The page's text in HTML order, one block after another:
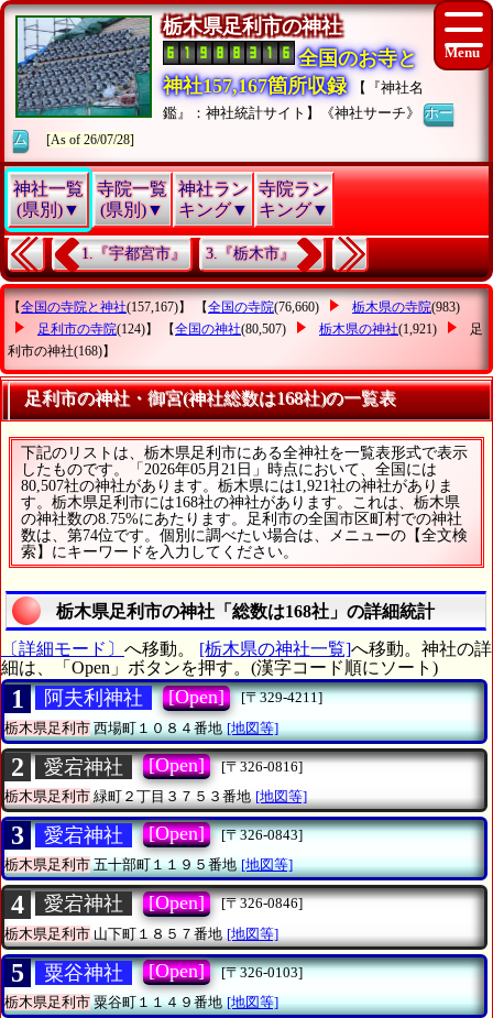
栃木県足利市の神社
全国のお寺と
神社157,167箇所収録
【『神社名
鑑』：神社統計サイト】《神社サーチ》ホー
ム
[As of 26/07/28]
神社一覧
(県別)▼
寺院一覧
(県別)▼
神社ラン
キング▼
寺院ラン
キング▼
1.『宇都宮市』 3.『栃木市』
【全国の寺院と神社(157,167)】 【全国の寺院(76,660) 栃木県の寺院(983)
足利市の寺院(124)】 【全国の神社(80,507) 栃木県の神社(1,921)
足
利市の神社(168)】
足利市の神社・御宮(神社総数は168社)の一覧表
下記のリストは、栃木県足利市にある全神社を一覧表形式で表示
したものです。「2026年05月21日」時点において、全国には
80,507社の神社があります。栃木県には1,921社の神社がありま
す。栃木県足利市には168社の神社があります。これは、栃木県
の神社数の8.75%にあたります。足利市の全国市区町村での神社
数は、第74位です。個別に調べたい場合は、メニューの【全文検
索】にキーワードを入力してください。
栃木県足利市の神社「総数は168社」の詳細統計
〔詳細モード〕 へ移動。 [栃木県の神社一覧]へ移動。神社の詳
細は、「Open」ボタンを押す。(漢字コード順にソート)
1 阿夫利神社 [Open]
[〒329-4211]
栃木県足利市西場町１０８４番地 [地図等]
2 愛宕神社 [Open]
[〒326-0816]
栃木県足利市緑町２丁目３７５３番地 [地図等]
3 愛宕神社 [Open]
[〒326-0843]
栃木県足利市五十部町１１９５番地 [地図等]
4 愛宕神社 [Open]
[〒326-0846]
栃木県足利市 山下町１８５７番地 [地図等]
5 粟谷神社 [Open]
[〒326-0103]
栃木県足利市粟谷町１１４９番地 [地図等]